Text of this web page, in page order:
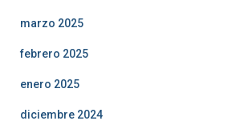
marzo 2025
febrero 2025
enero 2025
diciembre 2024